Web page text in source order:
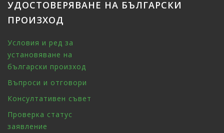
УДОСТОВЕРЯВАНЕ НА БЪЛГАРСКИ
ПРОИЗХОД
Условия и ред за
установяване на
български произход
Въпроси и отговори
Консултативен съвет
Проверка статус
заявление